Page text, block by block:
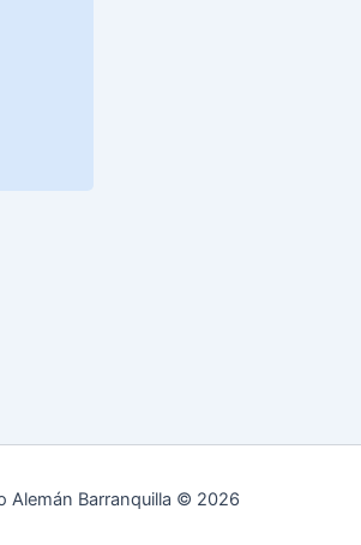
Alemán Barranquilla © 2026